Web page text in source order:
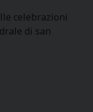
celebrazioni
di san